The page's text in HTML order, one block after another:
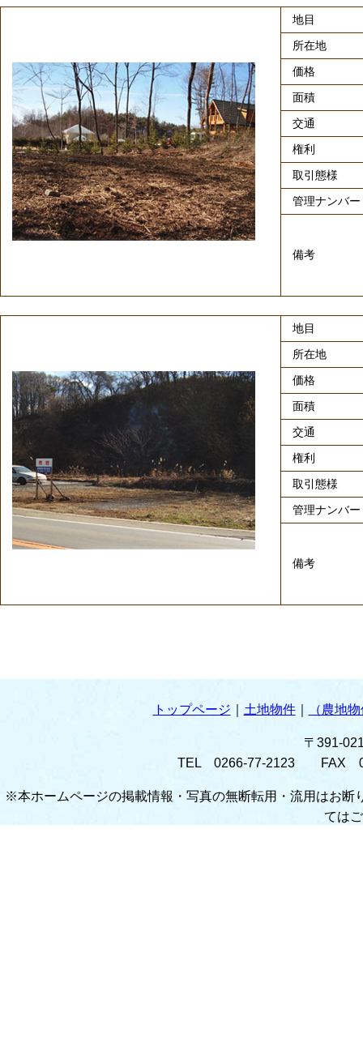
地目
所在地
価格
面積
交通
権利
取引態様
管理ナンバー
備考
地目
所在地
価格
面積
交通
権利
取引態様
管理ナンバー
備考
トップページ 土地物件｜ （農地
〒391-
TEL 0266-77-2123 FAX
※本ホームページの掲載情報・写真の無断転用・流用はお断
ては